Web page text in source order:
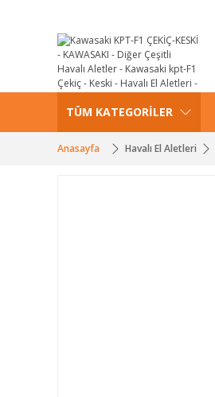
TÜM KATEGORİLER
Anasayfa
Havalı El Aletleri